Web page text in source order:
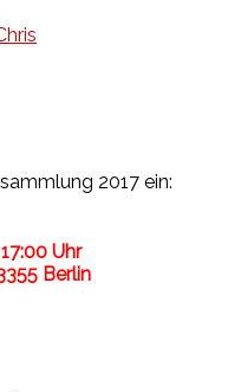
2017 ein:
Uhr
Berlin